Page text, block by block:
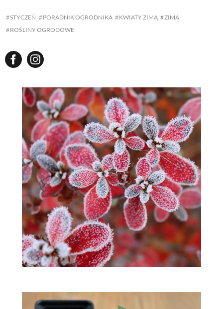
STYCZEŃ PORADNIK OGRODNIKA KWIATY ZIMĄ
ZIMA
ROŚLINY OGRODOWE
NATURALNA APTECZKA
DLA DOMU
EKO ŻYCIE
PRZYRODA
ZWIERZĘTA DOMOWE
ZWIERZĘTA W NATURZE